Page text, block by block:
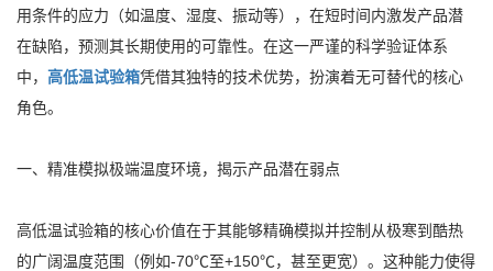
用条件的应力（如温度、湿度、振动等），在短时间内激发产品潜
在缺陷，预测其长期使用的可靠性。在这一严谨的科学验证体系
中， 高低温试验箱凭借其独特的技术优势，扮演着无可替代的核心
角色。
一、精准模拟极端温度环境，揭示产品潜在弱点
高低温试验箱的核心价值在于其能够精确模拟并控制从极寒到酷热
的广阔温度范围（例如-70℃至+150℃，甚至更宽）。这种能力使得